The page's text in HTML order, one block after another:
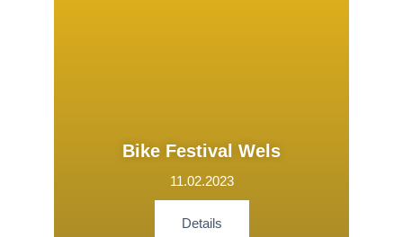
Bike Festival Wels
11.02.2023
Details